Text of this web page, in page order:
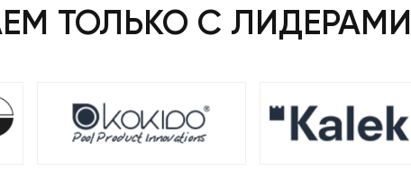
ТОЛЬКО С ЛИДЕРАМИ